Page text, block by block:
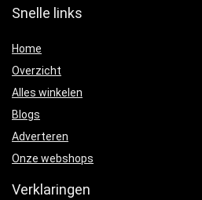
Snelle links
Home
Overzicht
Alles winkelen
Blogs
Adverteren
Onze webshops
Verklaringen